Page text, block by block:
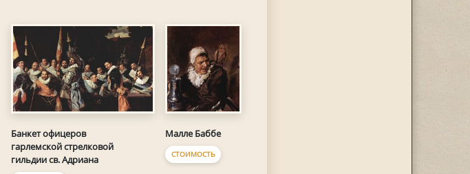
Банкет офицеров
гарлемской стрелковой
гильдии св. Адриана
Малле Баббе
СТОИМОСТЬ